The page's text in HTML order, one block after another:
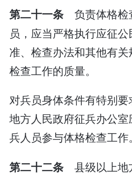
第二十一条 负责体格检
员，应当严格执行应征
准、检查办法和其他有
检查工作的质量。
对兵员身体条件有特别
地方人民政府征兵办公
兵人员参与体格检查工作。
第二十二条 县级以上地